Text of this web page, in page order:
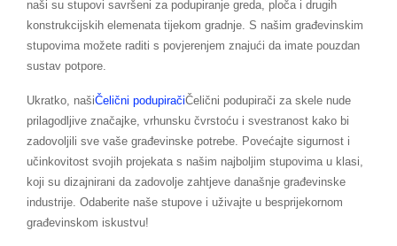
naši su stupovi savršeni za podupiranje greda, ploča i drugih
konstrukcijskih elemenata tijekom gradnje. S našim građevinskim
stupovima možete raditi s povjerenjem znajući da imate pouzdan
sustav potpore.
Ukratko, našiČelični podupiračiČelični podupirači za skele nude
prilagodljive značajke, vrhunsku čvrstoću i svestranost kako bi
zadovoljili sve vaše građevinske potrebe. Povećajte sigurnost i
učinkovitost svojih projekata s našim najboljim stupovima u klasi,
koji su dizajnirani da zadovolje zahtjeve današnje građevinske
industrije. Odaberite naše stupove i uživajte u besprijekornom
građevinskom iskustvu!